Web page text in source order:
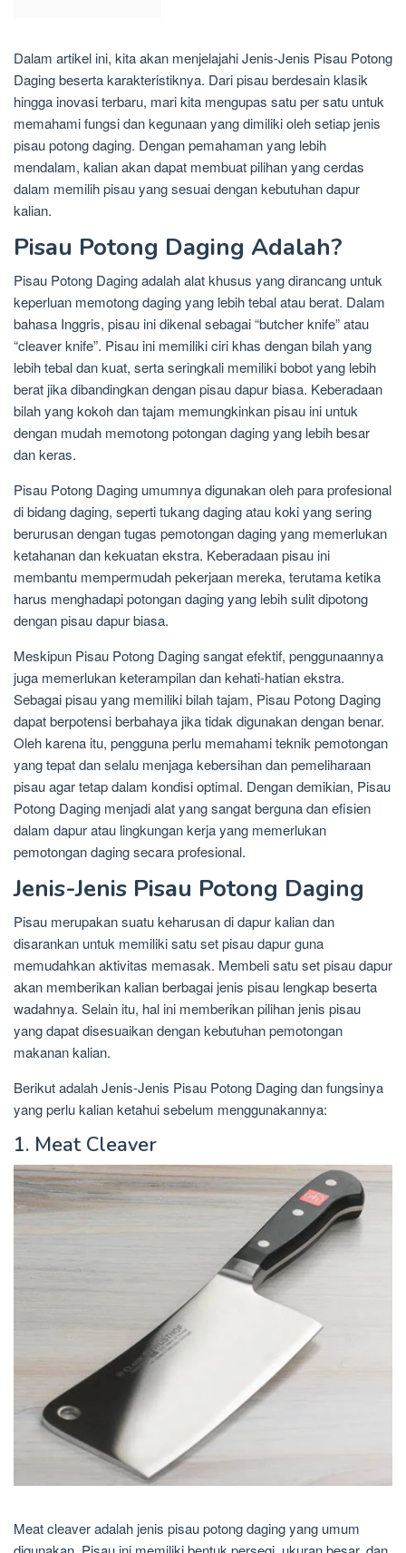
Dalam artikel ini, kita akan menjelajahi Jenis-Jenis Pisau Potong
Daging beserta karakteristiknya. Dari pisau berdesain klasik
hingga inovasi terbaru, mari kita mengupas satu per satu untuk
memahami fungsi dan kegunaan yang dimiliki oleh setiap jenis
pisau potong daging. Dengan pemahaman yang lebih
mendalam, kalian akan dapat membuat pilihan yang cerdas
dalam memilih pisau yang sesuai dengan kebutuhan dapur
kalian.
Pisau Potong Daging Adalah?
Pisau Potong Daging adalah alat khusus yang dirancang untuk
keperluan memotong daging yang lebih tebal atau berat. Dalam
bahasa Inggris, pisau ini dikenal sebagai “butcher knife” atau
“cleaver knife”. Pisau ini memiliki ciri khas dengan bilah yang
lebih tebal dan kuat, serta seringkali memiliki bobot yang lebih
berat jika dibandingkan dengan pisau dapur biasa. Keberadaan
bilah yang kokoh dan tajam memungkinkan pisau ini untuk
dengan mudah memotong potongan daging yang lebih besar
dan keras.
Pisau Potong Daging umumnya digunakan oleh para profesional
di bidang daging, seperti tukang daging atau koki yang sering
berurusan dengan tugas pemotongan daging yang memerlukan
ketahanan dan kekuatan ekstra. Keberadaan pisau ini
membantu mempermudah pekerjaan mereka, terutama ketika
harus menghadapi potongan daging yang lebih sulit dipotong
dengan pisau dapur biasa.
Meskipun Pisau Potong Daging sangat efektif, penggunaannya
juga memerlukan keterampilan dan kehati-hatian ekstra.
Sebagai pisau yang memiliki bilah tajam, Pisau Potong Daging
dapat berpotensi berbahaya jika tidak digunakan dengan benar.
Oleh karena itu, pengguna perlu memahami teknik pemotongan
yang tepat dan selalu menjaga kebersihan dan pemeliharaan
pisau agar tetap dalam kondisi optimal. Dengan demikian, Pisau
Potong Daging menjadi alat yang sangat berguna dan efisien
dalam dapur atau lingkungan kerja yang memerlukan
pemotongan daging secara profesional.
Jenis-Jenis Pisau Potong Daging
Pisau merupakan suatu keharusan di dapur kalian dan
disarankan untuk memiliki satu set pisau dapur guna
memudahkan aktivitas memasak. Membeli satu set pisau dapur
akan memberikan kalian berbagai jenis pisau lengkap beserta
wadahnya. Selain itu, hal ini memberikan pilihan jenis pisau
yang dapat disesuaikan dengan kebutuhan pemotongan
makanan kalian.
Berikut adalah Jenis-Jenis Pisau Potong Daging dan fungsinya
yang perlu kalian ketahui sebelum menggunakannya:
1. Meat Cleaver
Meat cleaver adalah jenis pisau potong daging yang umum